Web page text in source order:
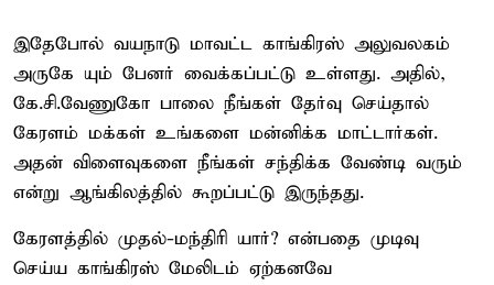
இதேபோல் வயநாடு மாவட்ட காங்கிரஸ் அலுவலகம்
அருகே யும் பேனர் வைக்கப்பட்டு உள்ளது. அதில்,
கே.சி.வேணுகோ பாலை நீங்கள் தேர்வு செய்தால்
கேரளம் மக்கள் உங்களை மன்னிக்க மாட்டார்கள்.
அதன் விளைவுகளை நீங்கள் சந்திக்க வேண்டி வரும்
என்று ஆங்கிலத்தில் கூறப்பட்டு இருந்தது.
கேரளத்தில் முதல்-மந்திரி யார்? என்பதை முடிவு
செய்ய காங்கிரஸ் மேலிடம் ஏற்கனவே